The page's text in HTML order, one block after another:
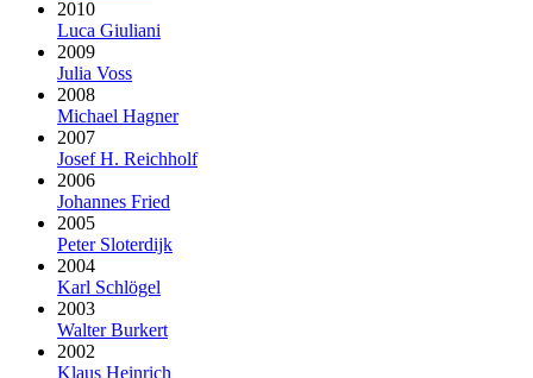
2010
Luca Giuliani
2009
Julia Voss
2008
Michael Hagner
2007
Josef H. Reichholf
2006
Johannes Fried
2005
Peter Sloterdijk
2004
Karl Schlögel
2003
Walter Burkert
2002
Klaus Heinrich